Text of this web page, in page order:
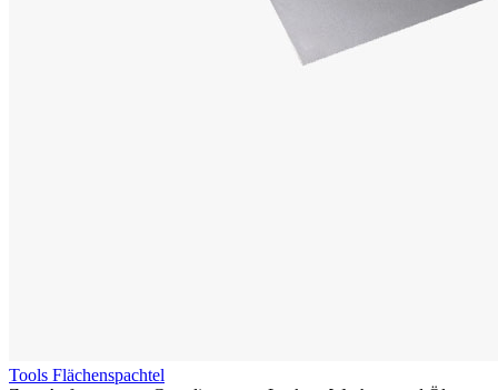
Tools Flächenspachtel